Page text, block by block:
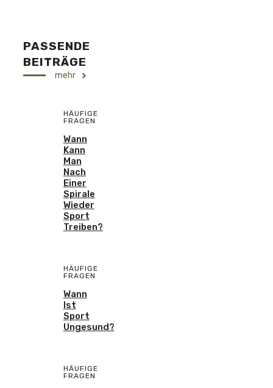
PASSENDE
BEITRÄGE
mehr
HÄUFIGE
FRAGEN
Wann
Kann
Man
Nach
Einer
Spirale
Wieder
Sport
Treiben?
HÄUFIGE
FRAGEN
Wann
Ist
Sport
Ungesund?
HÄUFIGE
FRAGEN